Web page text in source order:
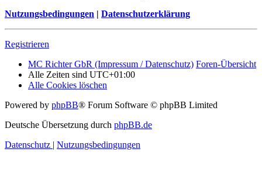
Nutzungsbedingungen | Datenschutzerklärung
Registrieren
MC Richter GbR (Impressum / Datenschutz) Foren-Übersicht
Alle Zeiten sind UTC+01:00
Alle Cookies löschen
Powered by phpBB® Forum Software © phpBB Limited
Deutsche Übersetzung durch phpBB.de
Datenschutz | Nutzungsbedingungen